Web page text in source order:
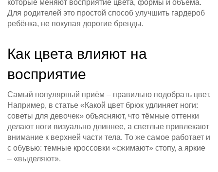
которые меняют восприятие цвета, формы и объёма.
Для родителей это простой способ улучшить гардероб
ребёнка, не покупая дорогие бренды.
Как цвета влияют на
восприятие
Самый популярный приём – правильно подобрать цвет.
Например, в статье «Какой цвет брюк удлиняет ноги:
советы для девочек» объясняют, что тёмные оттенки
делают ноги визуально длиннее, а светлые привлекают
внимание к верхней части тела. То же самое работает и
с обувью: темные кроссовки «сжимают» стопу, а яркие
– «выделяют».